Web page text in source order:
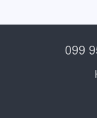
099